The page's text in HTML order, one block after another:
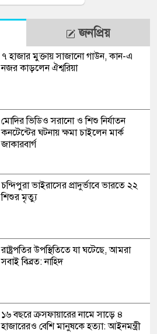
জনপ্রিয়
৭ হাজার মুক্তায় সাজানো গাউন, কান-এ
নজর কাড়লেন ঐশ্বরিয়া
মোদির ভিডিও সরানো ও শিশু নির্যাতন
কনটেন্টের ঘটনায় ক্ষমা চাইলেন মার্ক
জাকারবার্গ
চন্দিপুরা ভাইরাসের প্রাদুর্ভাবে ভারতে ২২
শিশুর মৃত্যু
রাষ্ট্রপতির উপস্থিতিতে যা ঘটেছে, আমরা
সবাই বিব্রত: নাহিদ
১৬ বছরে ক্রসফায়ারের নামে সাড়ে ৪
হাজারেরও বেশি মানুষকে হত্যা: আইনমন্ত্রী